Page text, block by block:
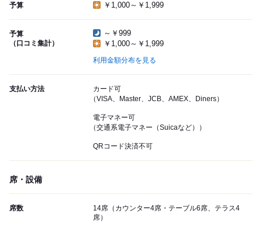
予算 ￥1,000～￥1,999
予算
（口コミ集計）
～￥999
￥1,000～￥1,999
利用金額分布を見る
支払い方法
カード可
（VISA、Master、JCB、AMEX、Diners）
電子マネー可
（交通系電子マネー（Suicaなど））
QRコード決済不可
席・設備
席数
14席（カウンター4席・テーブル6席、テラス4
席）